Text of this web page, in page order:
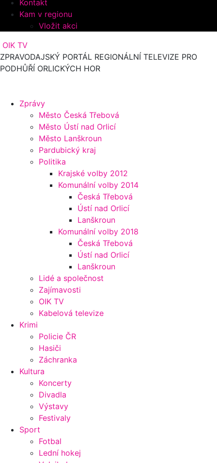
Kontakt
Kam v regionu
Vložit akci
OIK TV
ZPRAVODAJSKÝ PORTÁL REGIONÁLNÍ TELEVIZE PRO
PODHŮŘÍ ORLICKÝCH HOR
Zprávy
Město Česká Třebová
Město Ústí nad Orlicí
Město Lanškroun
Pardubický kraj
Politika
Krajské volby 2012
Komunální volby 2014
Česká Třebová
Ústí nad Orlicí
Lanškroun
Komunální volby 2018
Česká Třebová
Ústí nad Orlicí
Lanškroun
Lidé a společnost
Zajímavosti
OIK TV
Kabelová televize
Krimi
Policie ČR
Hasiči
Záchranka
Kultura
Koncerty
Divadla
Výstavy
Festivaly
Sport
Fotbal
Lední hokej